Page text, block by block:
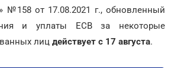
№158 от 17.08.2021 г., обновленный
и уплаты ЕСВ за некоторые
лиц действует с 17 августа.